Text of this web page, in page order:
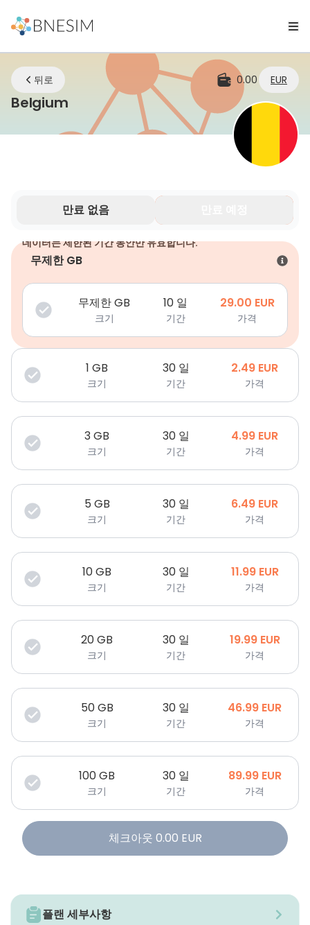
뒤로 0.00 EUR
BelgiumeSIM | 어디에 있든 연결 유지
만료 없음
데이터는 제한된 기간 동안만 유효합니다.
무제한 GB
무제한 GB
크기
10 일
기간
29.00 EUR
가격
1 GB
크기
30 일
기간
2.49 EUR
가격
3GB
크기
30 일
기간
4.99 EUR
가격
5 GB
크기
30 일
기간
6.49 EUR
가격
10GB
크기
30 일
기간
11.99 EUR
가격
20GB
크기
30 일
기간
19.99 EUR
가격
50GB
크기
30 일
기간
46.99 EUR
가격
100GB
크기
30 일
기간
89.99 EUR
가격
체크아웃 0.00 EUR
플랜 세부사항